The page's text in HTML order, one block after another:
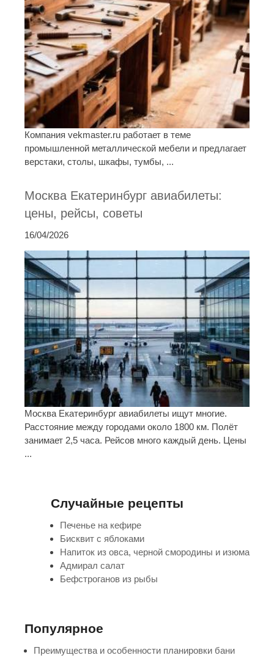
Компания vekmaster.ru работает в теме
промышленной металлической мебели и предлагает
верстаки, столы, шкафы, тумбы, ...
Москва Екатеринбург авиабилеты:
цены, рейсы, советы
16/04/2026
Москва Екатеринбург авиабилеты ищут многие.
Расстояние между городами около 1800 км. Полёт
занимает 2,5 часа. Рейсов много каждый день. Цены
...
Случайные рецепты
Печенье на кефире
Бисквит с яблоками
Напиток из овса, черной смородины и изюма
Адмирал салат
Бефстроганов из рыбы
Популярное
Преимущества и особенности планировки бани